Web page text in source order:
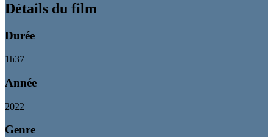
Détails du film
Durée
1h37
Année
2022
Genre